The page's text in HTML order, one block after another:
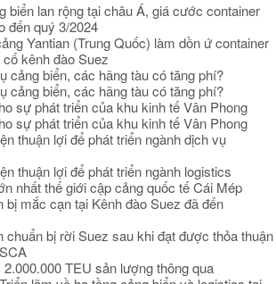
biển lan rộng tại châu Á, giá cước container
đến quý 3/2024
Yantian (Trung Quốc) làm dồn ứ container
kênh đào Suez
cảng biển, các hãng tàu có tăng phí?
cảng biển, các hãng tàu có tăng phí?
sự phát triển của khu kinh tế Vân Phong
sự phát triển của khu kinh tế Vân Phong
thuận lợi để phát triển ngành dịch vụ
thuận lợi để phát triển ngành logistics
nhất thế giới cập cảng quốc tế Cái Mép
bị mắc cạn tại Kênh đào Suez đã đến
chuẩn bị rời Suez sau khi đạt được thỏa thuận
TEU sản lượng thông qua